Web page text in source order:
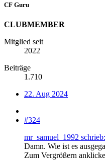
CF Guru
CLUBMEMBER
Mitglied seit
2022
Beiträge
1.710
22. Aug 2024
#324
mr_samuel_1992 schrieb:
Damn. Wie ist es
Zum Vergrößern